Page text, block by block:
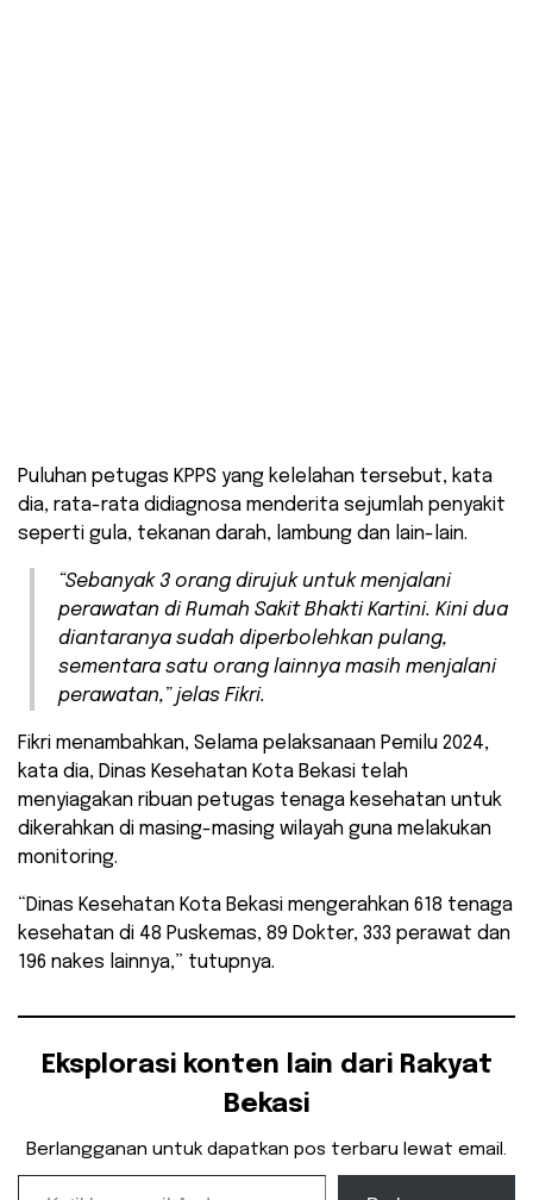
Puluhan petugas KPPS yang kelelahan tersebut, kata
dia, rata-rata didiagnosa menderita sejumlah penyakit
seperti gula, tekanan darah, lambung dan lain-lain.
“Sebanyak 3 orang dirujuk untuk menjalani
perawatan di Rumah Sakit Bhakti Kartini. Kini dua
diantaranya sudah diperbolehkan pulang,
sementara satu orang lainnya masih menjalani
perawatan,” jelas Fikri.
Fikri menambahkan, Selama pelaksanaan Pemilu 2024,
kata dia, Dinas Kesehatan Kota Bekasi telah
menyiagakan ribuan petugas tenaga kesehatan untuk
dikerahkan di masing-masing wilayah guna melakukan
monitoring.
“Dinas Kesehatan Kota Bekasi mengerahkan 618 tenaga
kesehatan di 48 Puskemas, 89 Dokter, 333 perawat dan
196 nakes lainnya,” tutupnya.
Eksplorasi konten lain dari Rakyat
Bekasi
Berlangganan untuk dapatkan pos terbaru lewat email.
Ketikkan email Anda...